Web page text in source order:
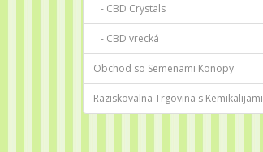
- CBD Crystals
- CBD vrecká
Obchod so Semenami Konopy
Raziskovalna Trgovina s Kemikalijami